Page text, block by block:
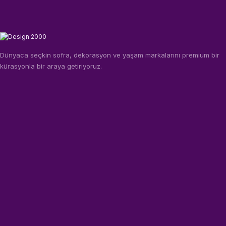
Dünyaca seçkin sofra, dekorasyon ve yaşam markalarını premium bir
kürasyonla bir araya getiriyoruz.